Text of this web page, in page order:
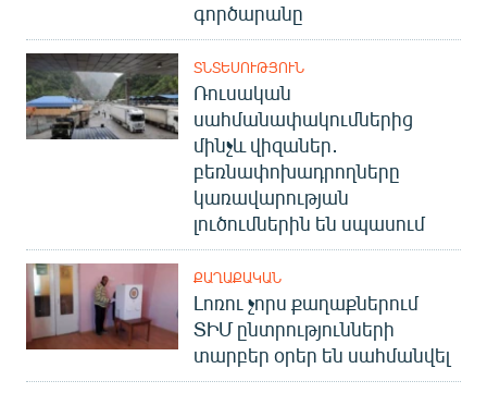
«Ազատության» բոլոր կայքերը
գործարանը
ՏՆՏԵՍՈՒԹՅՈՒՆ
Ռուսական
սահմանափակումներից
մինչև վիզաներ․
բեռնափոխադրողները
կառավարության
լուծումներին են սպասում
ՔԱՂԱՔԱԿԱՆ
Լոռու չորս քաղաքներում
ՏԻՄ ընտրությունների
տարբեր օրեր են սահմանվել